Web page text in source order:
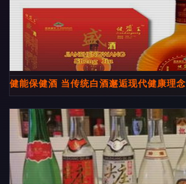
健能保健酒 当传统白酒邂逅现代健康理念